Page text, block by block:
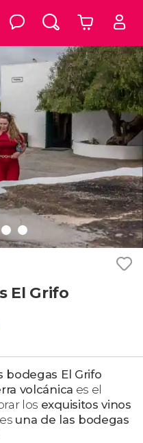
El Grifo
bodegas El Grifo
volcánica es el
los exquisitos vinos
una de las bodegas